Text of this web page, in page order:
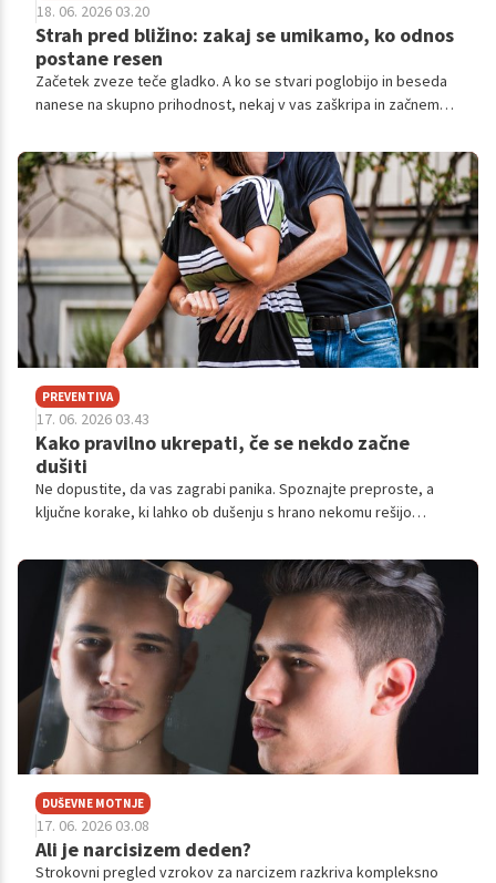
18. 06. 2026 03.20
Strah pred bližino: zakaj se umikamo, ko odnos
postane resen
Začetek zveze teče gladko. A ko se stvari poglobijo in beseda
nanese na skupno prihodnost, nekaj v vas zaškripa in začnemo
živeti skupaj ali načrtovati prihodnosti, ampak prej to, da nas je
preprosto strah bližine.
PREVENTIVA
17. 06. 2026 03.43
Kako pravilno ukrepati, če se nekdo začne
dušiti
Ne dopustite, da vas zagrabi panika. Spoznajte preproste, a
ključne korake, ki lahko ob dušenju s hrano nekomu rešijo
DUŠEVNE MOTNJE
17. 06. 2026 03.08
Ali je narcisizem deden?
Strokovni pregled vzrokov za narcizem razkriva kompleksno